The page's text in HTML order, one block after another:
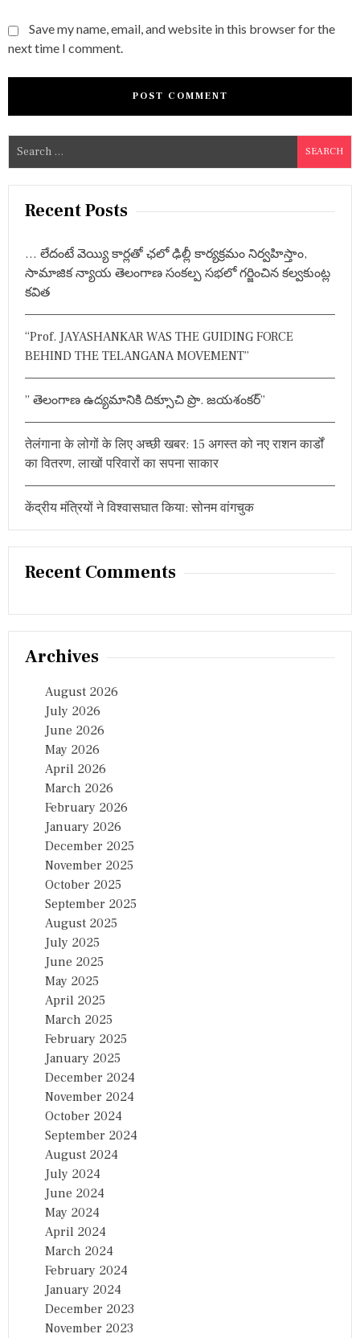
Save my name, email, and website in this browser for the
next time I comment.
e
a
Recent Posts
… లేదంటే వెయ్యి కార్లతో ఛలో ఢిల్లీ కార్యక్రమం నిర్వహిస్తాం,
సామాజిక న్యాయ తెలంగాణ సంకల్ప సభలో గర్జించిన కల్వకుంట్ల
కవిత
“Prof. JAYASHANKAR WAS THE GUIDING FORCE
BEHIND THE TELANGANA MOVEMENT”
” తెలంగాణ ఉద్యమానికి దిక్సూచి ప్రొ. జయశంకర్”
तेलंगाना के लोगों के लिए अच्छी खबर: 15 अगस्त को नए राशन कार्डों
का वितरण, लाखों परिवारों का सपना साकार
केंद्रीय मंत्रियों ने विश्वासघात किया: सोनम वांगचुक
Recent Comments
Archives
August 2026
July 2026
June 2026
May 2026
April 2026
March 2026
February 2026
January 2026
December 2025
November 2025
October 2025
September 2025
August 2025
July 2025
June 2025
May 2025
April 2025
March 2025
February 2025
January 2025
December 2024
November 2024
October 2024
September 2024
August 2024
July 2024
June 2024
May 2024
April 2024
March 2024
February 2024
January 2024
December 2023
November 2023